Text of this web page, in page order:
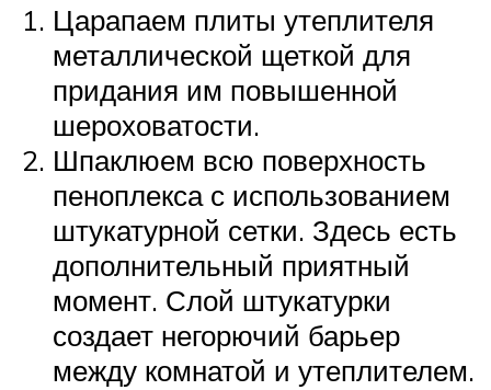
Царапаем плиты утеплителя
металлической щеткой для
придания им повышенной
шероховатости.
Шпаклюем всю поверхность
пеноплекса с использованием
штукатурной сетки. Здесь есть
дополнительный приятный
момент. Слой штукатурки
создает негорючий барьер
между комнатой и утеплителем.